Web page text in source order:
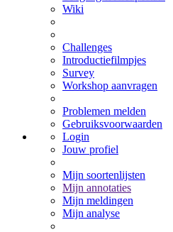
Wiki
Challenges
Introductiefilmpjes
Survey
Workshop aanvragen
Problemen melden
Gebruiksvoorwaarden
Login
Jouw profiel
Mijn soortenlijsten
Mijn annotaties
Mijn meldingen
Mijn analyse